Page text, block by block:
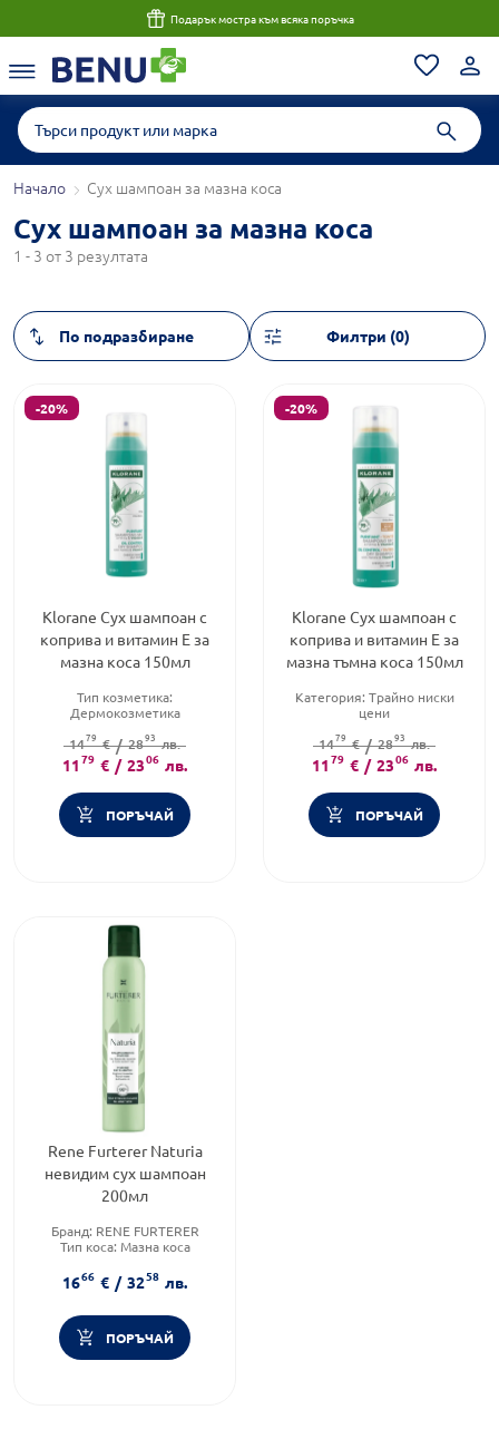
Подарък мостра към всяка поръчка
Начало Сух шампоан за мазна коса
Сух шампоан за мазна коса
1 - 3 от 3 резултата
Филтри (0)
-20%
Klorane Сух шампоан с
коприва и витамин Е за
мазна коса 150мл
Тип козметика:
Дермокозметика
Форма на продукта:шампоан
1479 € / 2893 лв.
1179 € / 2306 лв.
ПОРЪЧАЙ
-20%
Klorane Сух шампоан с
коприва и витамин Е за
мазна тъмна коса 150мл
Категория: Трайно ниски
цени
Тип шампоан:Сух шампоани
1479 € / 2893 лв.
1179 € / 2306 лв.
ПОРЪЧАЙ
Rene Furterer Naturia
невидим сух шампоан
200мл
Бранд: RENE FURTERER
Тип коса: Мазна коса
1666 € / 3258 лв.
ПОРЪЧАЙ